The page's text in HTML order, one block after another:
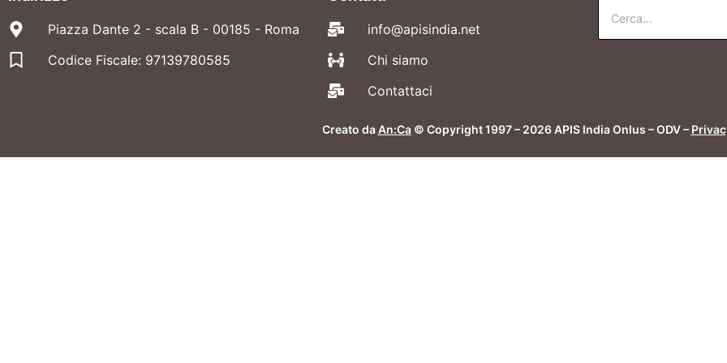
Piazza Dante 2 - scala B - 00185 - Roma
Codice Fiscale: 97139780585
info@apisindia.net
Chi siamo
Contattaci
Creato daAn:Ca© Copyright 1997 – 2026 APIS India Onlus – ODV –